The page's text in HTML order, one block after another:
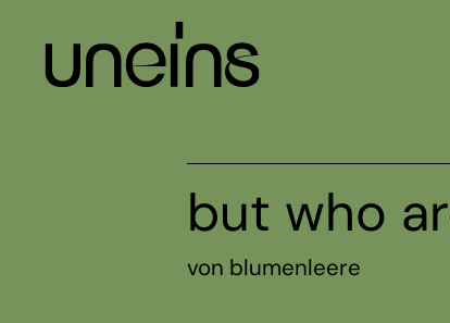
Inhalt
springen
but who
von blumenleere